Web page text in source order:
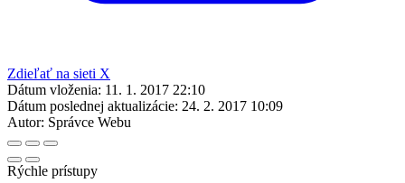
Zdieľať na sieti X
Dátum vloženia: 11. 1. 2017 22:10
Dátum poslednej aktualizácie: 24. 2. 2017 10:09
Autor: Správce Webu
Rýchle prístupy